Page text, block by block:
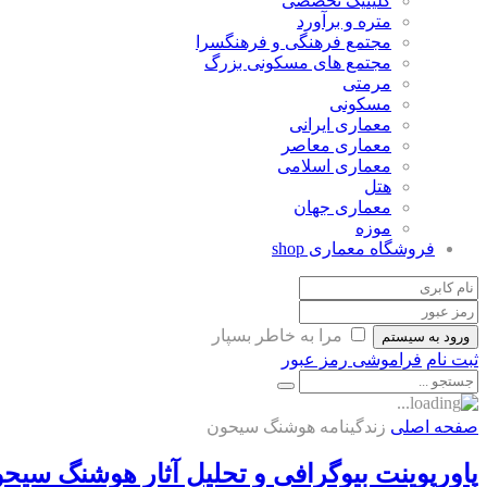
متره و برآورد
مجتمع فرهنگی و فرهنگسرا
مجتمع های مسکونی بزرگ
مرمتی
مسکونی
معماری ایرانی
معماری معاصر
معماری اسلامی
هتل
معماری جهان
موزه
فروشگاه معماری shop
ورود به سیستم
مرا به خاطر بسپار
ثبت نام فراموشی رمز عبور
صفحه اصلی زندگینامه هوشنگ سیحون
پاورپوینت بیوگرافی و تحلیل آثار هوشنگ